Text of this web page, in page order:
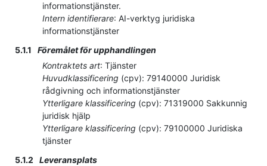
informationstjänster.
Intern identifierare: AI-verktyg juridiska
informationstjänster
5.1.1
Föremålet för upphandlingen
Kontraktets art: Tjänster
Huvudklassificering (cpv): 79140000 Juridisk
rådgivning och informationstjänster
Ytterligare klassificering (cpv): 71319000 Sakkunnig
juridisk hjälp
Ytterligare klassificering (cpv): 79100000 Juridiska
tjänster
5.1.2
Leveransplats